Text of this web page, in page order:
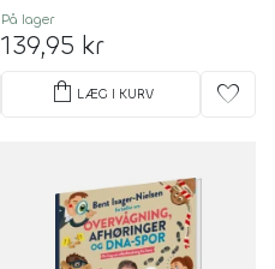
På lager
139,95 kr
shopping_bag LÆG I KURV favorite